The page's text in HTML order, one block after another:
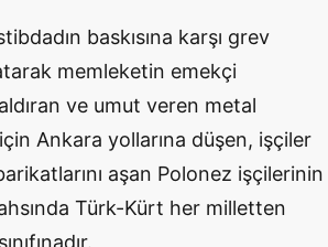
baskısına karşı grev
memleketin emekçi
ve umut veren metal
Ankara yollarına düşen, işçiler
aşan Polonez işçilerinin
Türk-Kürt her milletten